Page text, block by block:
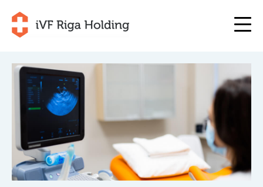
LV
+371 67 111 117
+371 25 641 022
PAR MUMS
ĀRSTĒŠANA
JŪSU PROGRAMMA
EN
RU
+371 67 111 117
+371 25 641 022
PAR MUMS
ĀRSTĒŠANA